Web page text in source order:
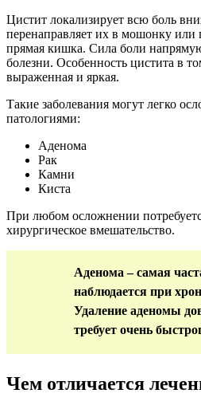
Цистит локализирует всю боль
перенаправляет их в мошонку или
прямая кишка. Сила боли
болезни. Особенность цистита в
выраженная и яркая.
Такие заболевания могут легко
патологиями:
Аденома
Рак
Камни
Киста
При любом осложнении
хирургическое вмешательство.
Аденома – самая
наблюдается при
Удаление аденомы
требует очень
Чем отличается